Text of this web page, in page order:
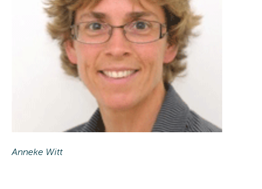
Anneke Witt